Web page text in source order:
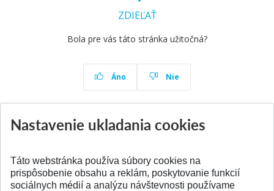
ZDIEĽAŤ
Bola pre vás táto stránka užitočná?
Áno Nie
Nastavenie ukladania cookies
Táto webstránka používa súbory cookies na
prispôsobenie obsahu a reklám, poskytovanie funkcií
sociálnych médií a analýzu návštevnosti používame